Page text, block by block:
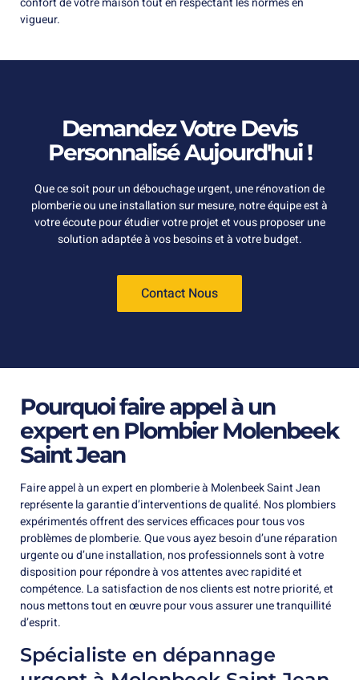
vigueur.
Demandez Votre Devis
Personnalisé Aujourd'hui !
Que ce soit pour un débouchage urgent, une rénovation de
plomberie ou une installation sur mesure, notre équipe est à
votre écoute pour étudier votre projet et vous proposer une
solution adaptée à vos besoins et à votre budget.
Contact Nous
Pourquoi faire appel à un
expert en Plombier Molenbeek
Saint Jean
Faire appel à un expert en plomberie à Molenbeek Saint Jean
représente la garantie d’interventions de qualité. Nos plombiers
expérimentés offrent des services efficaces pour tous vos
problèmes de plomberie. Que vous ayez besoin d’une réparation
urgente ou d’une installation, nos professionnels sont à votre
disposition pour répondre à vos attentes avec rapidité et
compétence. La satisfaction de nos clients est notre priorité, et
nous mettons tout en œuvre pour vous assurer une tranquillité
d’esprit.
Spécialiste en dépannage